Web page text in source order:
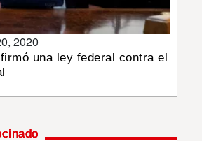
2020
una ley federal contra el